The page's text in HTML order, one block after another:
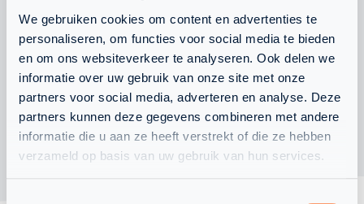
We gebruiken cookies om content en advertenties te
personaliseren, om functies voor social media te bieden
en om ons websiteverkeer te analyseren. Ook delen we
informatie over uw gebruik van onze site met onze
partners voor social media, adverteren en analyse. Deze
partners kunnen deze gegevens combineren met andere
informatie die u aan ze heeft verstrekt of die ze hebben
verzameld op basis van uw gebruik van hun services.